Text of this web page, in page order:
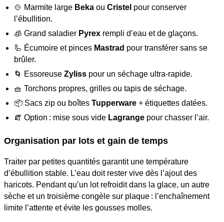
🍲 Marmite large Beka ou Cristel pour conserver
l’ébullition.
🧊 Grand saladier Pyrex rempli d’eau et de glaçons.
🦾 Écumoire et pinces Mastrad pour transférer sans se
brûler.
🌀 Essoreuse Zyliss pour un séchage ultra-rapide.
🧺 Torchons propres, grilles ou tapis de séchage.
📦 Sacs zip ou boîtes Tupperware + étiquettes datées.
🧯 Option : mise sous vide Lagrange pour chasser l’air.
Organisation par lots et gain de temps
Traiter par petites quantités garantit une température
d’ébullition stable. L’eau doit rester vive dès l’ajout des
haricots. Pendant qu’un lot refroidit dans la glace, un autre
sèche et un troisième congèle sur plaque : l’enchaînement
limite l’attente et évite les gousses molles.